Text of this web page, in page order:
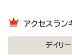
アクセスラン
デイリー